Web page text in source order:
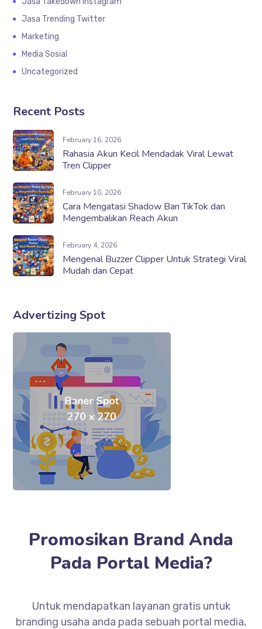
Jasa Trending Twitter
Marketing
Media Sosial
Uncategorized
Recent Posts
February 16, 2026
Rahasia Akun Kecil Mendadak Viral Lewat
Tren Clipper
February 10, 2026
Cara Mengatasi Shadow Ban TikTok dan
Mengembalikan Reach Akun
February 4, 2026
Mengenal Buzzer Clipper Untuk Strategi Viral
Mudah dan Cepat
Advertizing Spot
Promosikan Brand Anda
Pada Portal Media?
Untuk mendapatkan layanan gratis untuk
branding usaha anda pada sebuah portal media,